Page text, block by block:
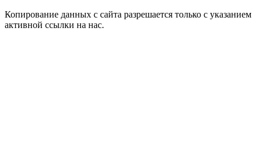
Копирование данных с сайта разрешается только с указанием
активной ссылки на нас.